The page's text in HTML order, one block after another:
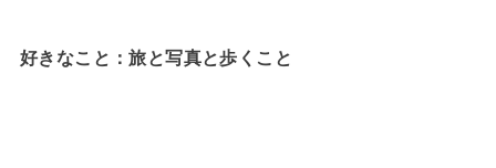
好きなこと：旅と写真と歩くこと